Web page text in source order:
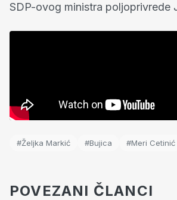
SDP-ovog ministra poljoprivrede
#Željka Markić #Bujica #Meri Cetinić
POVEZANI ČLANCI